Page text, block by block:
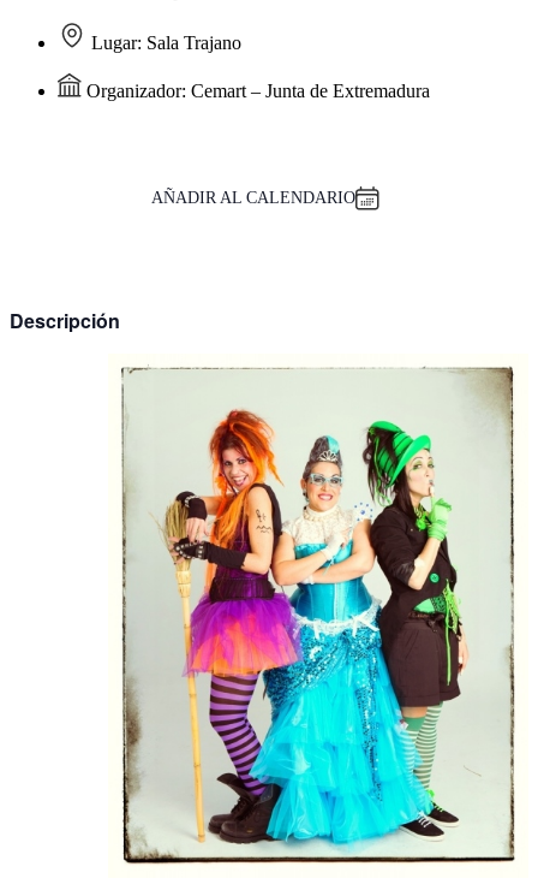
Lugar: Sala Trajano
Organizador: Cemart – Junta de Extremadura
AÑADIR AL CALENDARIO
Descripción